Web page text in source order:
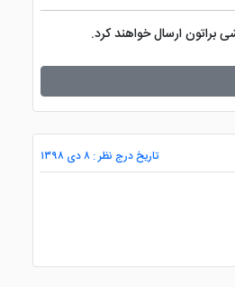
براتون ارسال خواهند کرد.
تاریخ درج نظر : ۸ دی ۱۳۹۸